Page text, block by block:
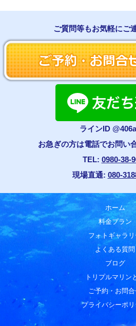
ご質問等もお気軽にご
ラインID
お急ぎの方は電話でお問い
TEL: 0980-38-
現場直通: 080-
ホーム
料金プラン
フォトギャラリ
よくある質問
ブログ
トリプルマリン
ご予約・お問
プライバシーポリ